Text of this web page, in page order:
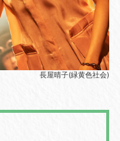
長屋晴子(緑黄色社会)